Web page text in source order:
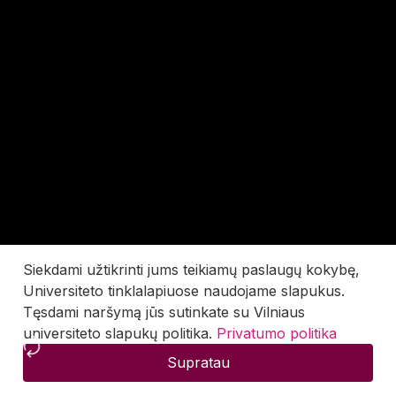
Siekdami užtikrinti jums teikiamų paslaugų kokybę,
Universiteto tinklalapiuose naudojame slapukus.
Tęsdami naršymą jūs sutinkate su Vilniaus
universiteto slapukų politika. Privatumo politika
Supratau